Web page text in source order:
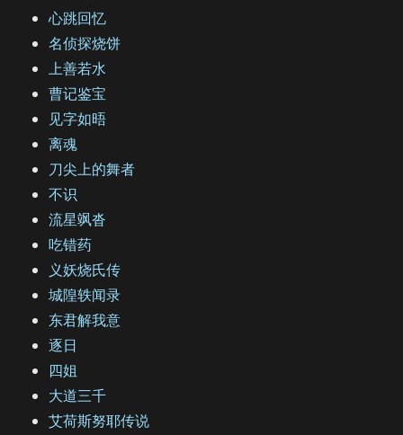
心跳回忆
名侦探烧饼
上善若水
曹记鉴宝
见字如晤
离魂
刀尖上的舞者
不识
流星飒沓
吃错药
义妖烧氏传
城隍轶闻录
东君解我意
逐日
四姐
大道三千
艾荷斯努耶传说